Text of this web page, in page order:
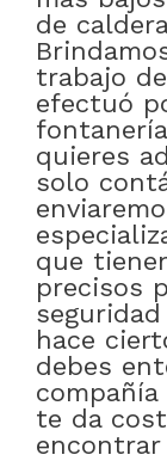
de
trabajo
efectuó
quieres
solo
que
precisos
hace
debes
te da
encontrar